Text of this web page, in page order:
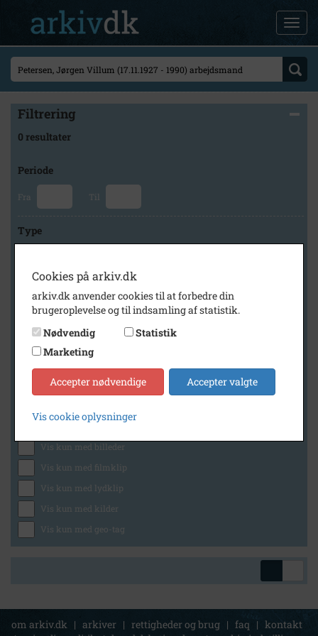
Filtrering
0 resultater
Periode
Fra Til
Type
Arkiv
Historisk Arkiv Dragør
Generelt
Vis kun med billeder
Vis kun med filmklip
Vis kun med lydklip
Vis kun med kilder
Vis kun med geo-tag
om arkiv.dk | arkiver | rettigheder og brug | faq | kontakt
Cookies på arkiv.dk
arkiv.dk anvender cookies til at forbedre din
brugeroplevelse og til indsamling af statistik.
Nødvendig
Statistik
Marketing
Accepter nødvendige Accepter valgte
Vis cookie oplysninger